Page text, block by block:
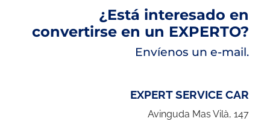
¿Está interesado en
convertirse en un EXPERTO?
Envíenos un e-mail.
EXPERT SERVICE CAR
Avinguda Mas Vilà, 147